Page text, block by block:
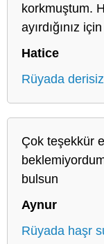
korkmuştum.
ayırdığınız
Hatice
Rüyada
Çok teşekkür
bulsun
Aynur
Rüyada haşr